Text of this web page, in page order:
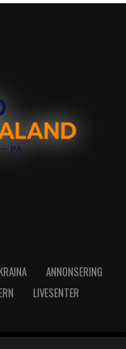
ANNONSERING
LIVESENTER